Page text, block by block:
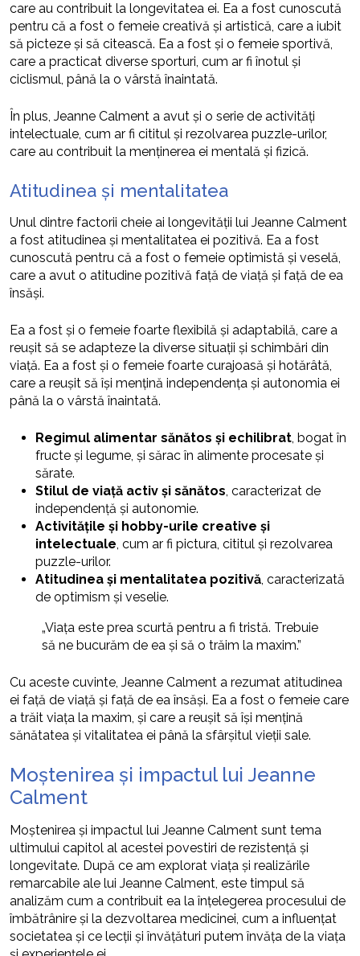
care au contribuit la longevitatea ei. Ea a fost cunoscută
pentru că a fost o femeie creativă și artistică, care a iubit
să picteze și să citească. Ea a fost și o femeie sportivă,
care a practicat diverse sporturi, cum ar fi înotul și
ciclismul, până la o vârstă înaintată.
În plus, Jeanne Calment a avut și o serie de activități
intelectuale, cum ar fi cititul și rezolvarea puzzle-urilor,
care au contribuit la menținerea ei mentală și fizică.
Atitudinea și mentalitatea
Unul dintre factorii cheie ai longevității lui Jeanne Calment
a fost atitudinea și mentalitatea ei pozitivă. Ea a fost
cunoscută pentru că a fost o femeie optimistă și veselă,
care a avut o atitudine pozitivă față de viață și față de ea
însăși.
Ea a fost și o femeie foarte flexibilă și adaptabilă, care a
reușit să se adapteze la diverse situații și schimbări din
viață. Ea a fost și o femeie foarte curajoasă și hotărâtă,
care a reușit să își mențină independența și autonomia ei
până la o vârstă înaintată.
Regimul alimentar sănătos și echilibrat, bogat în
fructe și legume, și sărac în alimente procesate și
sărate.
Stilul de viață activ și sănătos, caracterizat de
independență și autonomie.
Activitățile și hobby-urile creative și
intelectuale, cum ar fi pictura, cititul și rezolvarea
puzzle-urilor.
Atitudinea și mentalitatea pozitivă, caracterizată
de optimism și veselie.
„Viața este prea scurtă pentru a fi tristă. Trebuie
să ne bucurăm de ea și să o trăim la maxim.”
Cu aceste cuvinte, Jeanne Calment a rezumat atitudinea
ei față de viață și față de ea însăși. Ea a fost o femeie care
a trăit viața la maxim, și care a reușit să își mențină
sănătatea și vitalitatea ei până la sfârșitul vieții sale.
Moștenirea și impactul lui Jeanne
Calment
Moștenirea și impactul lui Jeanne Calment sunt tema
ultimului capitol al acestei povestiri de rezistență și
longevitate. După ce am explorat viața și realizările
remarcabile ale lui Jeanne Calment, este timpul să
analizăm cum a contribuit ea la înțelegerea procesului de
îmbătrânire și la dezvoltarea medicinei, cum a influențat
societatea și ce lecții și învățături putem învăța de la viața